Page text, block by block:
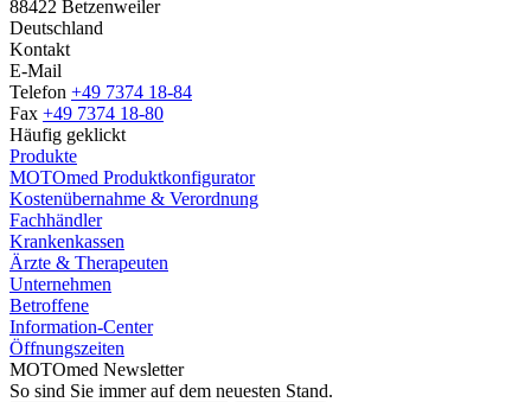
88422 Betzenweiler
Deutschland
Kontakt
E-Mail
Telefon +49 7374 18-84
Fax +49 7374 18-80
Häufig geklickt
Produkte
MOTOmed Produktkonfigurator
Kostenübernahme & Verordnung
Fachhändler
Krankenkassen
Ärzte & Therapeuten
Unternehmen
Betroffene
Information-Center
Öffnungszeiten
MOTOmed Newsletter
So sind Sie immer auf dem neuesten Stand.